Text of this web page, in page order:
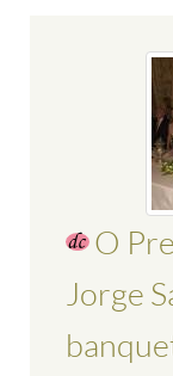
O
Jorge